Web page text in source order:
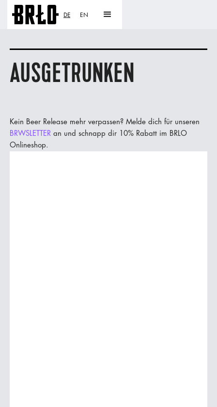
DE EN
AUSGETRUNKEN
Kein Beer Release mehr verpassen? Melde dich für unseren
BRWSLETTER an und schnapp dir 10% Rabatt im BRLO
Onlineshop.